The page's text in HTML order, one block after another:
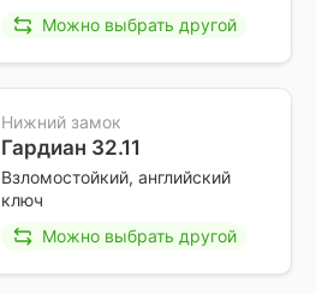
Можно выбрать другой
Нижний замок
Гардиан 32.11
Взломостойкий, английский
ключ
Можно выбрать другой